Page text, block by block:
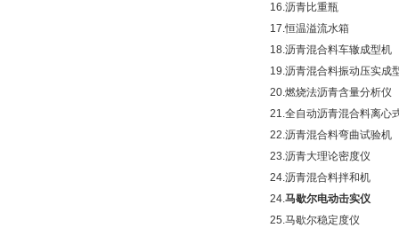
16.沥青比重瓶
17.恒温溢流水箱
18.沥青混合料车辙成型机
19.沥青混合料振动压实成
20.燃烧法沥青含量分析仪
21.全自动沥青混合料离心
22.沥青混合料弯曲试验机
23.沥青大理论密度仪
24.沥青混合料拌和机
24.马歇尔电动击实仪
25.马歇尔稳定度仪